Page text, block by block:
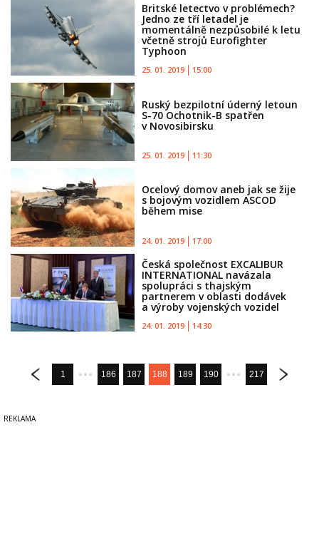
Britské letectvo v problémech?
Jedno ze tří letadel je
momentálně nezpůsobilé k letu
včetně strojů Eurofighter
Typhoon
25. 01. 2019 15:00
Ruský bezpilotní úderný letoun
S-70 Ochotnik-B spatřen
v Novosibirsku
25. 01. 2019 11:30
Ocelový domov aneb jak se žije
s bojovým vozidlem ASCOD
během mise
24. 01. 2019 17:00
Česká společnost EXCALIBUR
INTERNATIONAL navázala
spolupráci s thajským
partnerem v oblasti dodávek
a výroby vojenských vozidel
24. 01. 2019 14:30
1 186 187 188 189 190 217